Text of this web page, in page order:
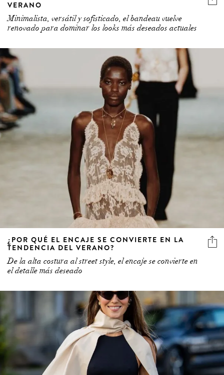
VERANO
Minimalista, versátil y sofisticado, el bandeau vuelve
renovado para dominar los looks más deseados actuales
¿POR QUÉ EL ENCAJE SE CONVIERTE EN LA
TENDENCIA DEL VERANO?
De la alta costura al street style, el encaje se convierte en
el detalle más deseado